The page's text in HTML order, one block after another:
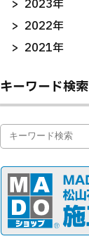
2023年
2022年
2021年
キーワード検索